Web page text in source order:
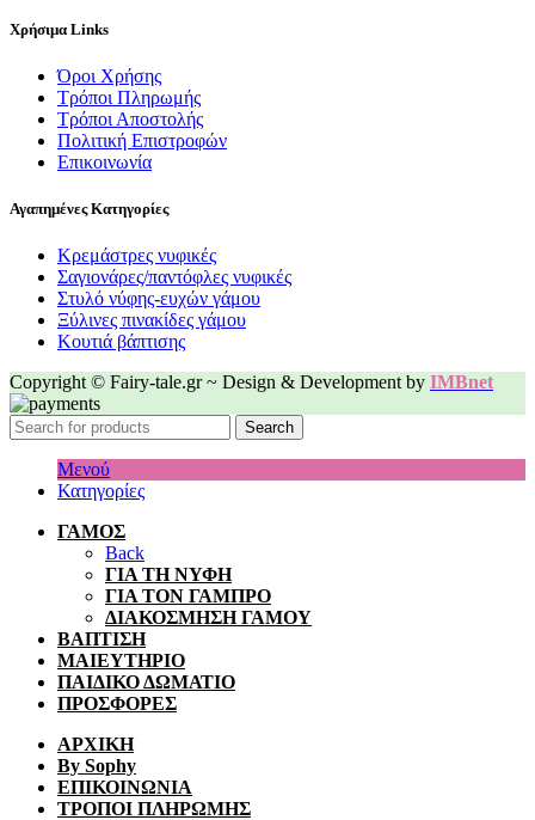
Χρήσιμα Links
Όροι Χρήσης
Τρόποι Πληρωμής
Τρόποι Αποστολής
Πολιτική Επιστροφών
Επικοινωνία
Αγαπημένες Κατηγορίες
Κρεμάστρες νυφικές
Σαγιονάρες/παντόφλες νυφικές
Στυλό νύφης-ευχών γάμου
Ξύλινες πινακίδες γάμου
Κουτιά βάπτισης
Copyright © Fairy-tale.gr ~ Design & Development by IMBnet
Search
Μενού
Κατηγορίες
ΓΑΜΟΣ
Back
ΓΙΑ ΤΗ ΝΥΦΗ
ΓΙΑ ΤΟΝ ΓΑΜΠΡΟ
ΔΙΑΚΟΣΜΗΣΗ ΓΑΜΟΥ
ΒΑΠΤΙΣΗ
ΜΑΙΕΥΤΗΡΙΟ
ΠΑΙΔΙΚΟ ΔΩΜΑΤΙΟ
ΠΡΟΣΦΟΡΕΣ
ΑΡΧΙΚΗ
By Sophy
ΕΠΙΚΟΙΝΩΝΙΑ
ΤΡΟΠΟΙ ΠΛΗΡΩΜΗΣ